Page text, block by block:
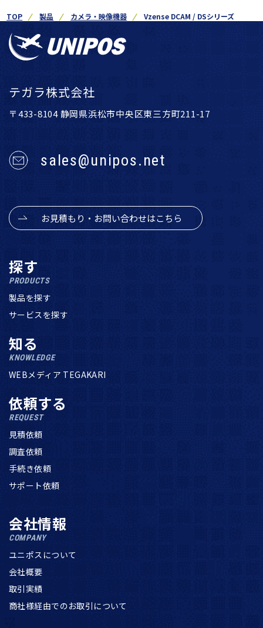
TOP 製品 カメラ・映像機器 Vzense DCAM / DSシリーズ
テガラ株式会社
〒433-8104 静岡県浜松市中央区東三方町211-17
sales@unipos.net
お見積もり・お問い合わせはこちら
探す
PRODUCTS
製品を探す
サービスを探す
知る
KNOWLEDGE
WEBメディア TEGAKARI
依頼する
REQUEST
見積依頼
調査依頼
手続き依頼
サポート依頼
会社情報
COMPANY
ユニポスについて
会社概要
取引実績
商社様経由でのお取引について